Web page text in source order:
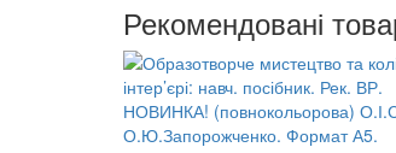
Рекомендовані